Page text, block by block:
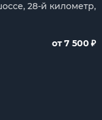
28-й километр,
от 7 500 ₽